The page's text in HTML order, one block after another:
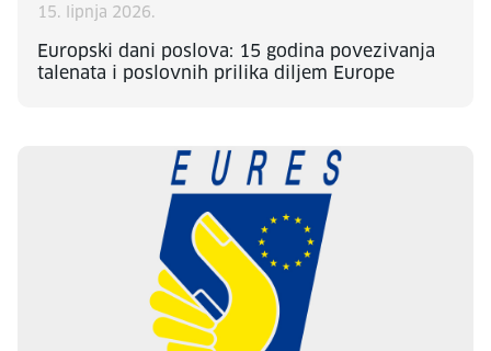
15. lipnja 2026.
Europski dani poslova: 15 godina povezivanja
talenata i poslovnih prilika diljem Europe